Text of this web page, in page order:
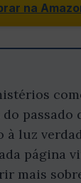
na
passado
à luz
página
mais